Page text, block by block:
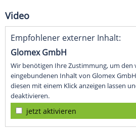
Video
Empfohlener externer Inhalt:
Glomex GmbH
Wir benötigen Ihre Zustimmung, um den
eingebundenen Inhalt von Glomex
diesen mit einem Klick anzeigen lassen
deaktivieren.
jetzt aktivieren